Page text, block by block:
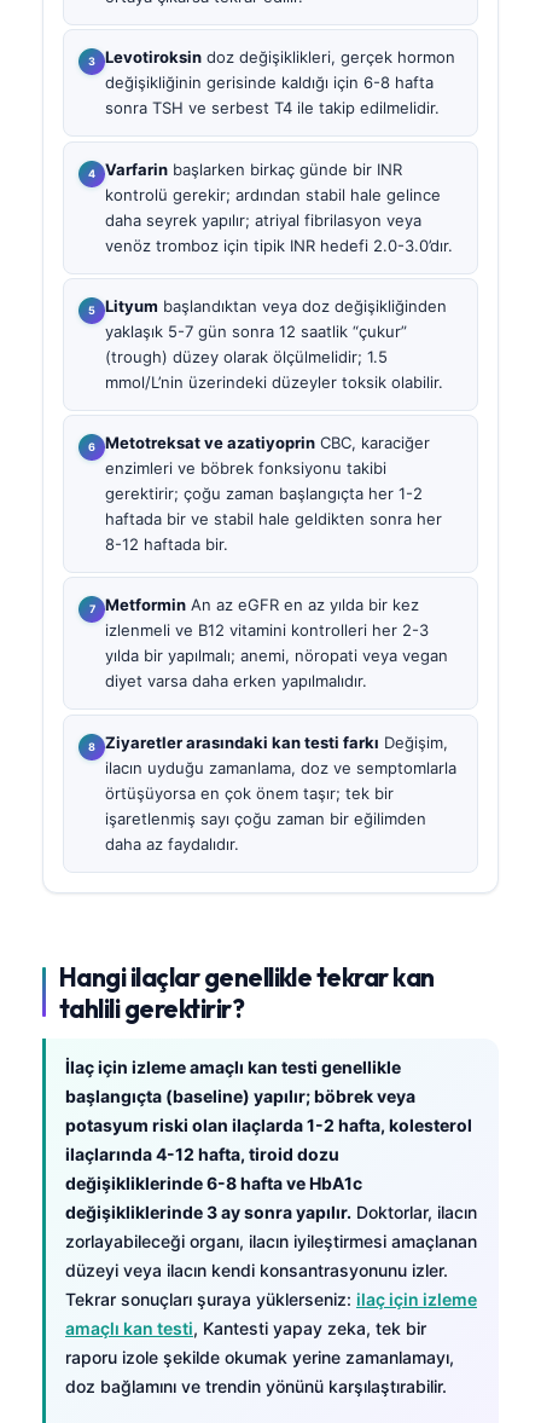
Levotiroksin doz değişiklikleri, gerçek hormon
değişikliğinin gerisinde kaldığı için 6-8 hafta
sonra TSH ve serbest T4 ile takip edilmelidir.
Varfarin başlarken birkaç günde bir INR
kontrolü gerekir; ardından stabil hale gelince
daha seyrek yapılır; atriyal fibrilasyon veya
venöz tromboz için tipik INR hedefi 2.0-3.0’dır.
Lityum başlandıktan veya doz değişikliğinden
yaklaşık 5-7 gün sonra 12 saatlik “çukur”
(trough) düzey olarak ölçülmelidir; 1.5
mmol/L’nin üzerindeki düzeyler toksik olabilir.
Metotreksat ve azatiyoprin CBC, karaciğer
enzimleri ve böbrek fonksiyonu takibi
gerektirir; çoğu zaman başlangıçta her 1-2
haftada bir ve stabil hale geldikten sonra her
8-12 haftada bir.
Metformin An az eGFR en az yılda bir kez
izlenmeli ve B12 vitamini kontrolleri her 2-3
yılda bir yapılmalı; anemi, nöropati veya vegan
diyet varsa daha erken yapılmalıdır.
Ziyaretler arasındaki kan testi farkı Değişim,
ilacın uyduğu zamanlama, doz ve semptomlarla
örtüşüyorsa en çok önem taşır; tek bir
işaretlenmiş sayı çoğu zaman bir eğilimden
daha az faydalıdır.
Hangi ilaçlar genellikle tekrar kan
tahlili gerektirir?
İlaç için izleme amaçlı kan testi genellikle
başlangıçta (baseline) yapılır; böbrek veya
potasyum riski olan ilaçlarda 1-2 hafta, kolesterol
ilaçlarında 4-12 hafta, tiroid dozu
değişikliklerinde 6-8 hafta ve HbA1c
değişikliklerinde 3 ay sonra yapılır. Doktorlar, ilacın
zorlayabileceği organı, ilacın iyileştirmesi amaçlanan
düzeyi veya ilacın kendi konsantrasyonunu izler.
Tekrar sonuçları şuraya yüklerseniz: ilaç için izleme
amaçlı kan testi, Kantesti yapay zeka, tek bir
raporu izole şekilde okumak yerine zamanlamayı,
doz bağlamını ve trendin yönünü karşılaştırabilir.